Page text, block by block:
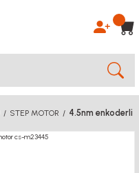
STEP MOTOR 4.5nm